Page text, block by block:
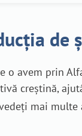
de
o avem prin
creștină,
mai